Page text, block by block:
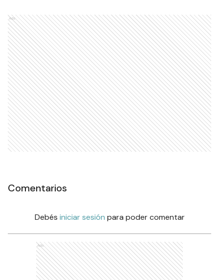
Ads
Comentarios
Debés iniciar sesión para poder comentar
Ads